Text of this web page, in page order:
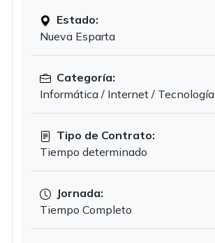
Estado:
Nueva Esparta
Categoría:
Informática / Internet / Tecnología
Tipo de Contrato:
Tiempo determinado
Jornada:
Tiempo Completo